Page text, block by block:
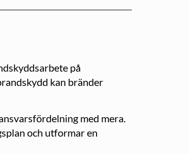
på
kan bränder
med mera.
och utformar en